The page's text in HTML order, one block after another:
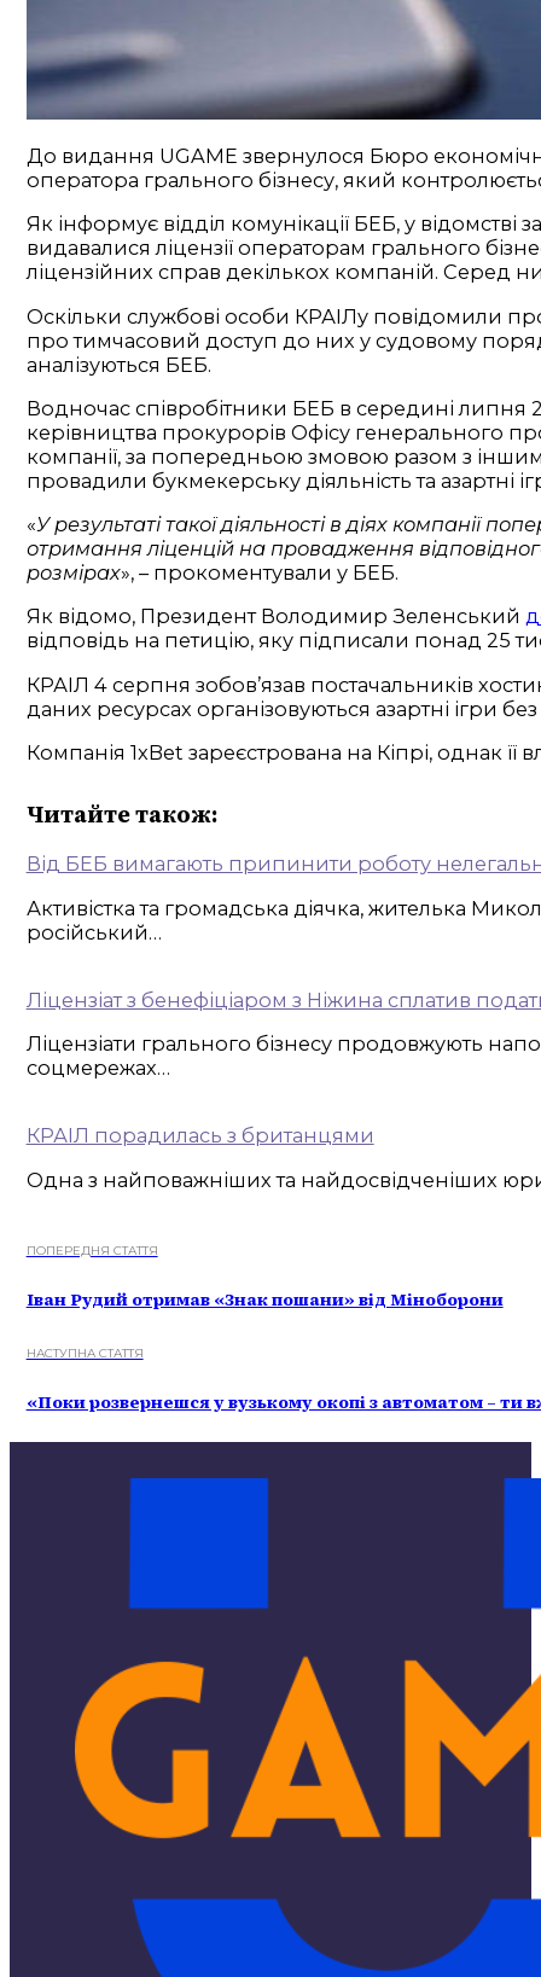
До видання UGAME звернулося Бюро
оператора грального бізнесу, який
Як інформує відділ комунікації БЕБ, у
видавалися ліцензії операторам грального
ліцензійних справ декількох компаній. Серед
Оскільки службові особи КРАІЛу повідомили
про тимчасовий доступ до них у судовому
аналізуються БЕБ.
Водночас співробітники БЕБ в середині
керівництва прокурорів Офісу генерального
компанії, за попередньою змовою разом з
провадили букмекерську діяльність та азартні
«У результаті такої діяльності в діях компанії
отримання ліценцій на провадження
розмірах», – прокоментували у БЕБ.
Як відомо, Президент Володимир Зеленський
відповідь на петицію, яку підписали понад 25
КРАІЛ 4 серпня зобов’язав постачальників
даних ресурсах організовуються азартні ігри
Компанія 1xBet зареєстрована на Кіпрі, однак
Читайте також:
Від БЕБ вимагають припинити роботу
Активістка та громадська діячка, жителька
російський…
Ліцензіат з бенефіціаром з Ніжина сплатив
Ліцензіати грального бізнесу продовжують
соцмережах…
КРАІЛ порадилась з британцями
Одна з найповажніших та найдосвідченіших
ПОПЕРЕДНЯ СТАТТЯ
Іван Рудий отримав «Знак пошани» від Міноборони
НАСТУПНА СТАТТЯ
«Поки розвернешся у вузькому окопі з автоматом – ти